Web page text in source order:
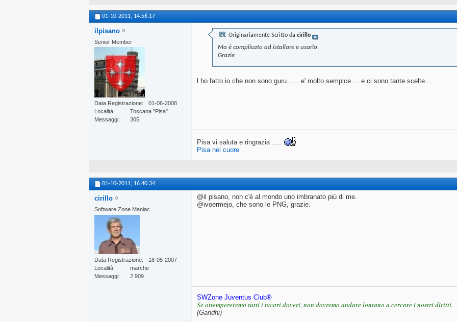
01-10-2011, 14.56.17
ilpisano
Senior Member
Data Registrazione
01-06-2008
Località
Toscana "Pisa"
Messaggi
305
Originariamente Scritto da cirillo
Ma è complicato ad istallare e usarlo.
Grazie
l ho fatto io che non sono guru...... e' molto semplce ....e ci sono tante scelte.....
Pisa vi saluta e ringrazia .....
Pisa nel cuore
01-10-2011, 16.40.34
cirillo
Software Zone Maniac
Data Registrazione
18-05-2007
Località
marche
Messaggi
2.909
@il pisano, non c'è al mondo uno imbranato più di me.
@ivoermejo, che sono le PNG, grazie.
SWZone Juventus Club®
Se ottempereremo tutti i nostri doveri, non dovremo andare lontano a cercare i nostri diritti.
(Gandhi)